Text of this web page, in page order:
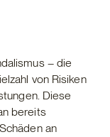
– die
von Risiken
Diese
bereits
an